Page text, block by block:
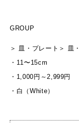
GROUP
＞ 皿・プレート ＞ 皿
・ 11〜15cm
・ 1,000円～2,999円
・ 白（White）